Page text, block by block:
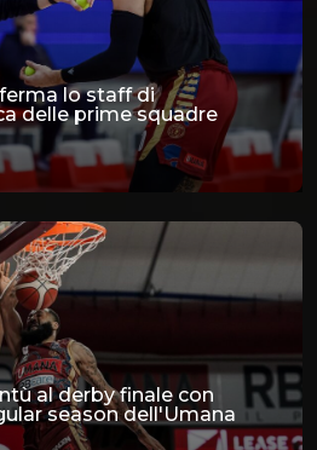
lo staff di
delle prime squadre
al derby finale con
season dell'Umana